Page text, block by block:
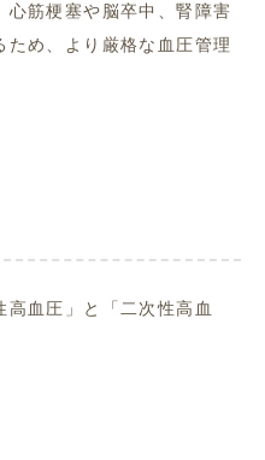
心筋梗塞や脳卒中、腎障害
ため、より厳格な血圧管理
血圧」と「二次性高血